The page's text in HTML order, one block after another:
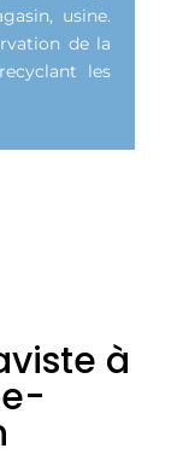
usine.
de la
les
à